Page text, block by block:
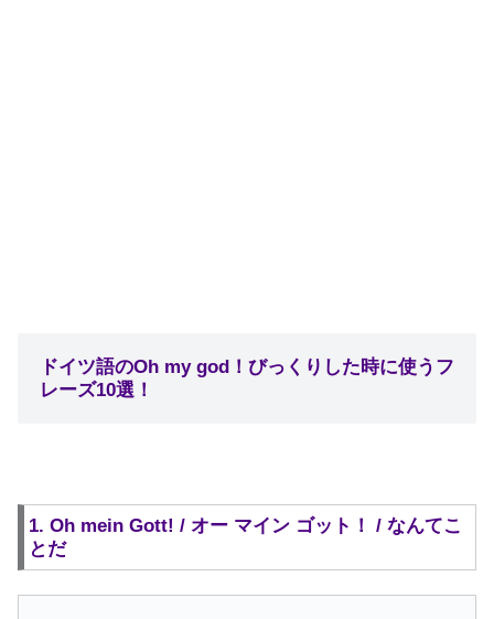
ドイツ語のOh my god！びっくりした時に使うフ
レーズ10選！
1. Oh mein Gott! / オー マイン ゴット！ / なんてこ
とだ